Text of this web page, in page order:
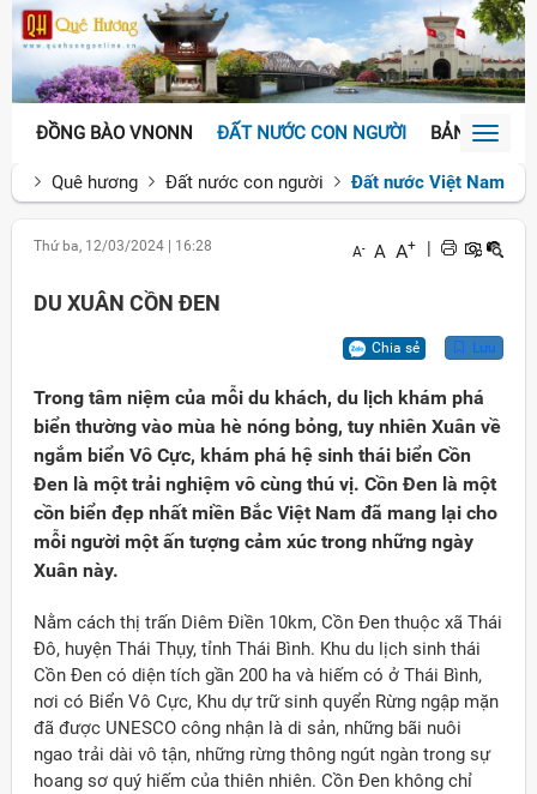
ĐỒNG BÀO VNONN ĐẤT NƯỚC CON NGƯỜI BẢN SẮCToggle
Quê hương
Đất nước con người Đất nước Việt Nam
Thứ ba, 12/03/2024 16:28 A- A A+
DU XUÂN CỒN ĐEN
Chia sẻ Lưu
Trong tâm niệm của mỗi du khách, du lịch khám phá
biển thường vào mùa hè nóng bỏng, tuy nhiên Xuân về
ngắm biển Vô Cực, khám phá hệ sinh thái biển Cồn
Đen là một trải nghiệm vô cùng thú vị. Cồn Đen là một
cồn biển đẹp nhất miền Bắc Việt Nam đã mang lại cho
mỗi người một ấn tượng cảm xúc trong những ngày
Xuân này.
Nằm cách thị trấn Diêm Điền 10km, Cồn Đen thuộc xã Thái
Đô, huyện Thái Thụy, tỉnh Thái Bình. Khu du lịch sinh thái
Cồn Đen có diện tích gần 200 ha và hiếm có ở Thái Bình,
nơi có Biển Vô Cực, Khu dự trữ sinh quyển Rừng ngập mặn
đã được UNESCO công nhận là di sản, những bãi nuôi
ngao trải dài vô tận, những rừng thông ngút ngàn trong sự
hoang sơ quý hiếm của thiên nhiên. Cồn Đen không chỉ